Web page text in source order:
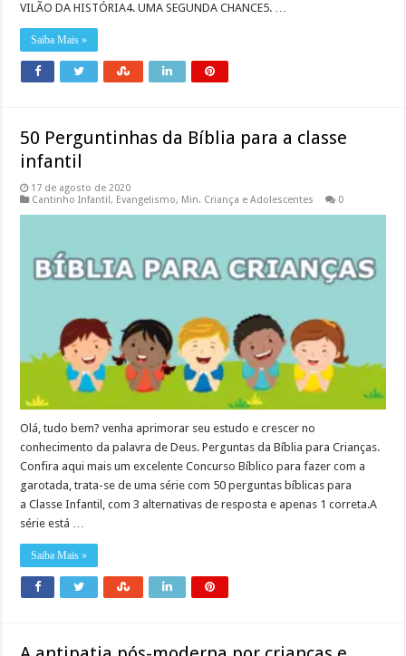
VILÃO DA HISTÓRIA4. UMA SEGUNDA CHANCE5. …
Saiba Mais »
50 Perguntinhas da Bíblia para a classe
infantil
17 de agosto de 2020
Cantinho Infantil, Evangelismo, Min. Criança e Adolescentes 0
Olá, tudo bem? venha aprimorar seu estudo e crescer no
conhecimento da palavra de Deus. Perguntas da Bíblia para Crianças.
Confira aqui mais um excelente Concurso Bíblico para fazer com a
garotada, trata-se de uma série com 50 perguntas bíblicas para
a Classe Infantil, com 3 alternativas de resposta e apenas 1 correta.A
série está …
Saiba Mais »